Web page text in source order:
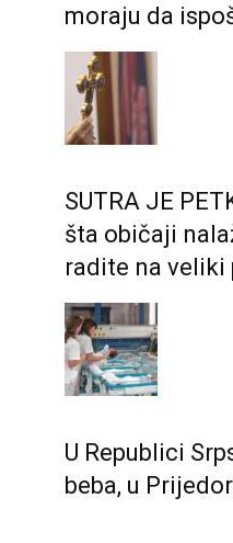
moraju da
SUTRA JE
šta običaji
radite na veliki
U Republici
beba, u